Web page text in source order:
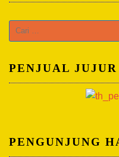
Cari
untuk:
PENJUAL
PENGUNJUNG